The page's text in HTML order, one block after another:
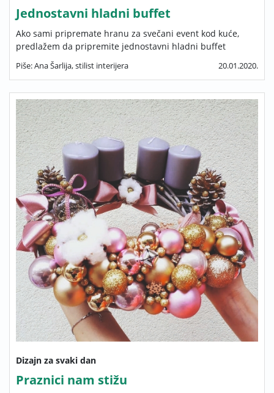
Jednostavni hladni buffet
Ako sami pripremate hranu za svečani event kod kuće,
predlažem da pripremite jednostavni hladni buffet
Piše: Ana Šarlija, stilist interijera 20.01.2020.
Dizajn za svaki dan
Praznici nam stižu